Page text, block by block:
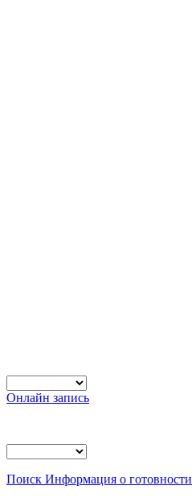
Онлайн запись
Поиск Информация о готовности